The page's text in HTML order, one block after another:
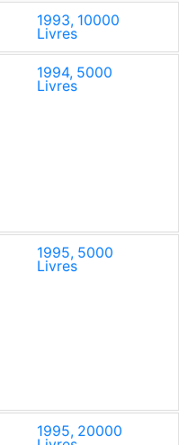
1993, 10000
Livres
1994, 5000
Livres
1995, 5000
Livres
1995, 20000